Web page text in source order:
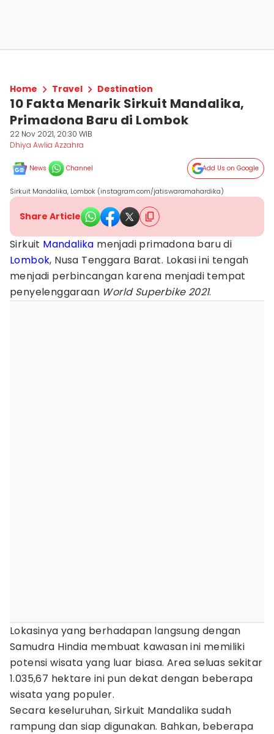
Home Travel Destination
10 Fakta Menarik Sirkuit Mandalika,
Primadona Baru di Lombok
22 Nov 2021, 20:30 WIB
Dhiya Awlia Azzahra
News Channel Add Us on Google
Sirkuit Mandalika, Lombok (instagram.com/jatiswaramahardika)
Share Article
Sirkuit Mandalika menjadi primadona baru di
Lombok, Nusa Tenggara Barat. Lokasi ini tengah
menjadi perbincangan karena menjadi tempat
penyelenggaraan World Superbike 2021.
Lokasinya yang berhadapan langsung dengan
Samudra Hindia membuat kawasan ini memiliki
potensi wisata yang luar biasa. Area seluas sekitar
1.035,67 hektare ini pun dekat dengan beberapa
wisata yang populer.
Secara keseluruhan, Sirkuit Mandalika sudah
rampung dan siap digunakan. Bahkan, beberapa